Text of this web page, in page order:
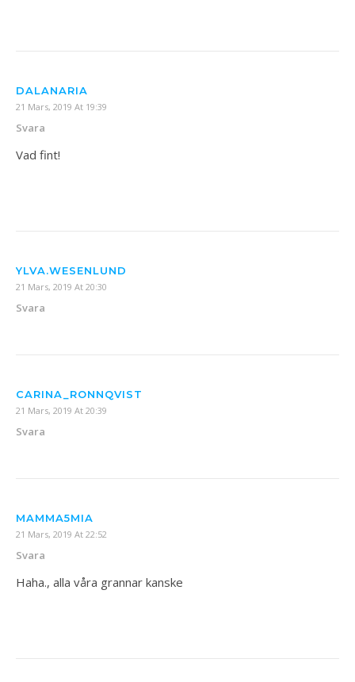
DALANARIA
21 Mars, 2019 At 19:39
Svara
Vad fint!
YLVA.WESENLUND
21 Mars, 2019 At 20:30
Svara
CARINA_RONNQVIST
21 Mars, 2019 At 20:39
Svara
MAMMA5MIA
21 Mars, 2019 At 22:52
Svara
Haha., alla våra grannar kanske